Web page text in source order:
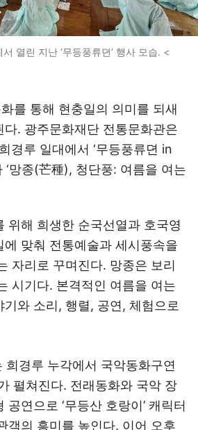
열린 지난 ‘무등풍류뎐’ 행사 모습. <
를 통해 현충일의 의미를 되새
다. 광주문화재단 전통문화관은
경루 일대에서 ‘무등풍류뎐 in
‘망종(芒種), 청단풍: 여름을 여는
위해 희생한 순국선열과 호국영
에 맞춰 전통예술과 세시풍속을
자리로 꾸며진다. 망종은 보리
시기다. 본격적인 여름을 여는
와 소리, 행렬, 공연, 체험으로
희경루 누각에서 국악동화구연
펼쳐진다. 전래동화와 국악 장
공연으로 ‘무등산 호랑이’ 캐릭터
객의 흥미를 높인다. 이어 오후